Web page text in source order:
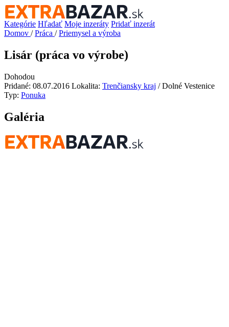
Kategórie Hľadať Moje inzeráty Pridať inzerát
Domov / Práca / Priemysel a výroba
Lisár (práca vo výrobe)
Dohodou
Pridané: 08.07.2016 Lokalita: Trenčiansky kraj / Dolné Vestenice
Typ: Ponuka
Galéria